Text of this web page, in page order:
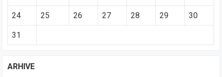
24 25 26 27 28 29 30
31
ARHIVE